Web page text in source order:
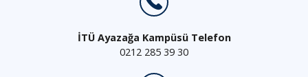
İTÜ Ayazağa Kampüsü Telefon
0212 285 39 30